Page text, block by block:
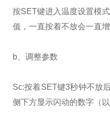
按SET键进入温度设置模
值，一直按着不放会一直
b、调整参数
Sc:按着SET键3秒钟不放
侧下方显示闪动的数字（